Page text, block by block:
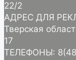
22/2
АДРЕС ДЛЯ
Тверская
17
ТЕЛЕФОНЫ: